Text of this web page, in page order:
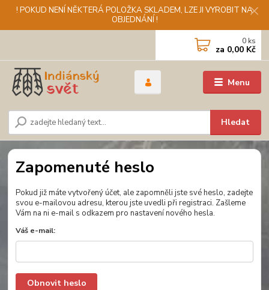
! POKUD NENÍ NĚKTERÁ POLOŽKA SKLADEM, LZE JI VYROBIT NA
OBJEDNÁNÍ !
Menu
Hledat
0 ks
za 0,00 Kč
Zapomenuté heslo
Pokud již máte vytvořený účet, ale zapomněli jste své heslo, zadejte
svou e-mailovou adresu, kterou jste uvedli při registraci. Zašleme
Vám na ni e-mail s odkazem pro nastavení nového hesla.
Váš e-mail:
Obnovit heslo